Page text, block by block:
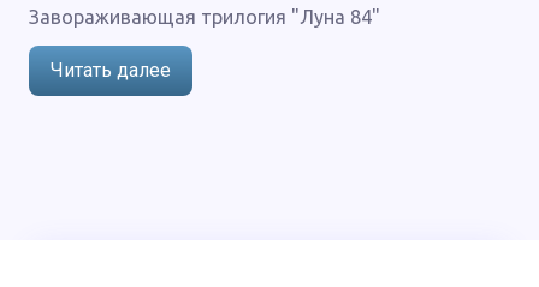
Завораживающая трилогия "Луна 84"
Читать далее